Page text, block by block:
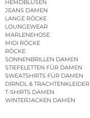
HEMDBLUSEN
JEANS DAMEN
LANGE RÖCKE
LOUNGEWEAR
MARLENEHOSE
MIDI RÖCKE
RÖCKE
SONNENBRILLEN DAMEN
STIEFELETTEN FÜR DAMEN
SWEATSHIRTS FÜR DAMEN
DIRNDL & TRACHTENKLEIDER
T-SHIRTS DAMEN
WINTERJACKEN DAMEN